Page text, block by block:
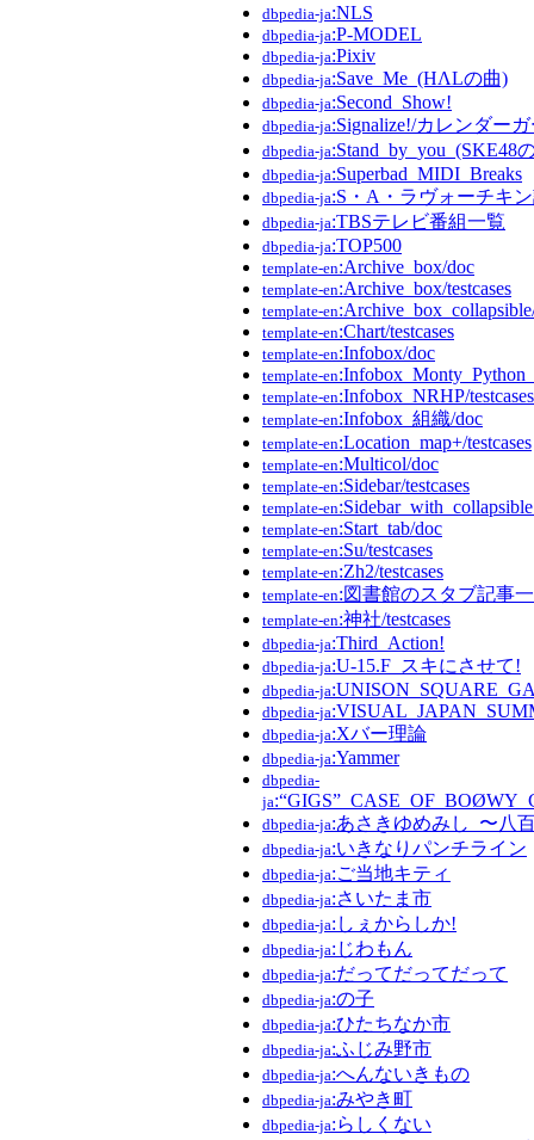
dbpedia-ja:NLS
dbpedia-ja:P-MODEL
dbpedia-ja:Pixiv
dbpedia-ja:Save_Me_(HΛLの曲)
dbpedia-ja:Second_Show!
dbpedia-ja:Signalize!/カレンダー
dbpedia-ja:Stand_by_you_(SKE48
dbpedia-ja:Superbad_MIDI_Breaks
dbpedia-ja:S・A・ラヴォーチキ
dbpedia-ja:TBSテレビ番組一覧
dbpedia-ja:TOP500
template-en:Archive_box/doc
template-en:Archive_box/testcases
template-en
template-en:Chart/testcases
template-en:Infobox/doc
template-en
template-en:Infobox_NRHP/testcases
template-en:Infobox_組織/doc
template-en:Location_map+/testcases
template-en:Multicol/doc
template-en:Sidebar/testcases
template-en
template-en:Start_tab/doc
template-en:Su/testcases
template-en:Zh2/testcases
template-en:図書館のスタブ記事
template-en:神社/testcases
dbpedia-ja:Third_Action!
dbpedia-ja:U-15.F_スキにさせて!
dbpedia-ja
dbpedia-ja
dbpedia-ja:Xバー理論
dbpedia-ja:Yammer
dbpedia-
ja
dbpedia-ja:あさきゆめみし_〜八
dbpedia-ja:いきなりパンチライン
dbpedia-ja:ご当地キティ
dbpedia-ja:さいたま市
dbpedia-ja:しぇからしか!
dbpedia-ja:じわもん
dbpedia-ja:だってだってだって
dbpedia-ja:の子
dbpedia-ja:ひたちなか市
dbpedia-ja:ふじみ野市
dbpedia-ja:へんないきもの
dbpedia-ja:みやき町
dbpedia-ja:らしくない